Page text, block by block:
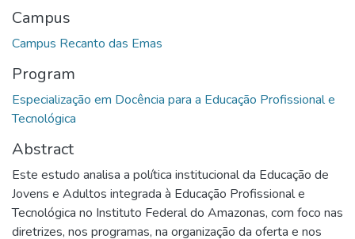
Campus
Campus Recanto das Emas
Program
Especialização em Docência para a Educação Profissional e
Tecnológica
Abstract
Este estudo analisa a política institucional da Educação de
Jovens e Adultos integrada à Educação Profissional e
Tecnológica no Instituto Federal do Amazonas, com foco nas
diretrizes, nos programas, na organização da oferta e nos